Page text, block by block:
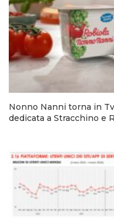
Nonno Nanni torna in
dedicata a Stracchino e